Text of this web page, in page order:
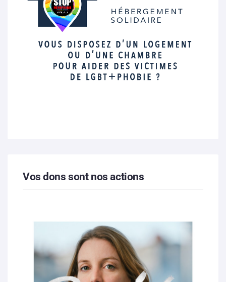
Vos dons sont nos actions